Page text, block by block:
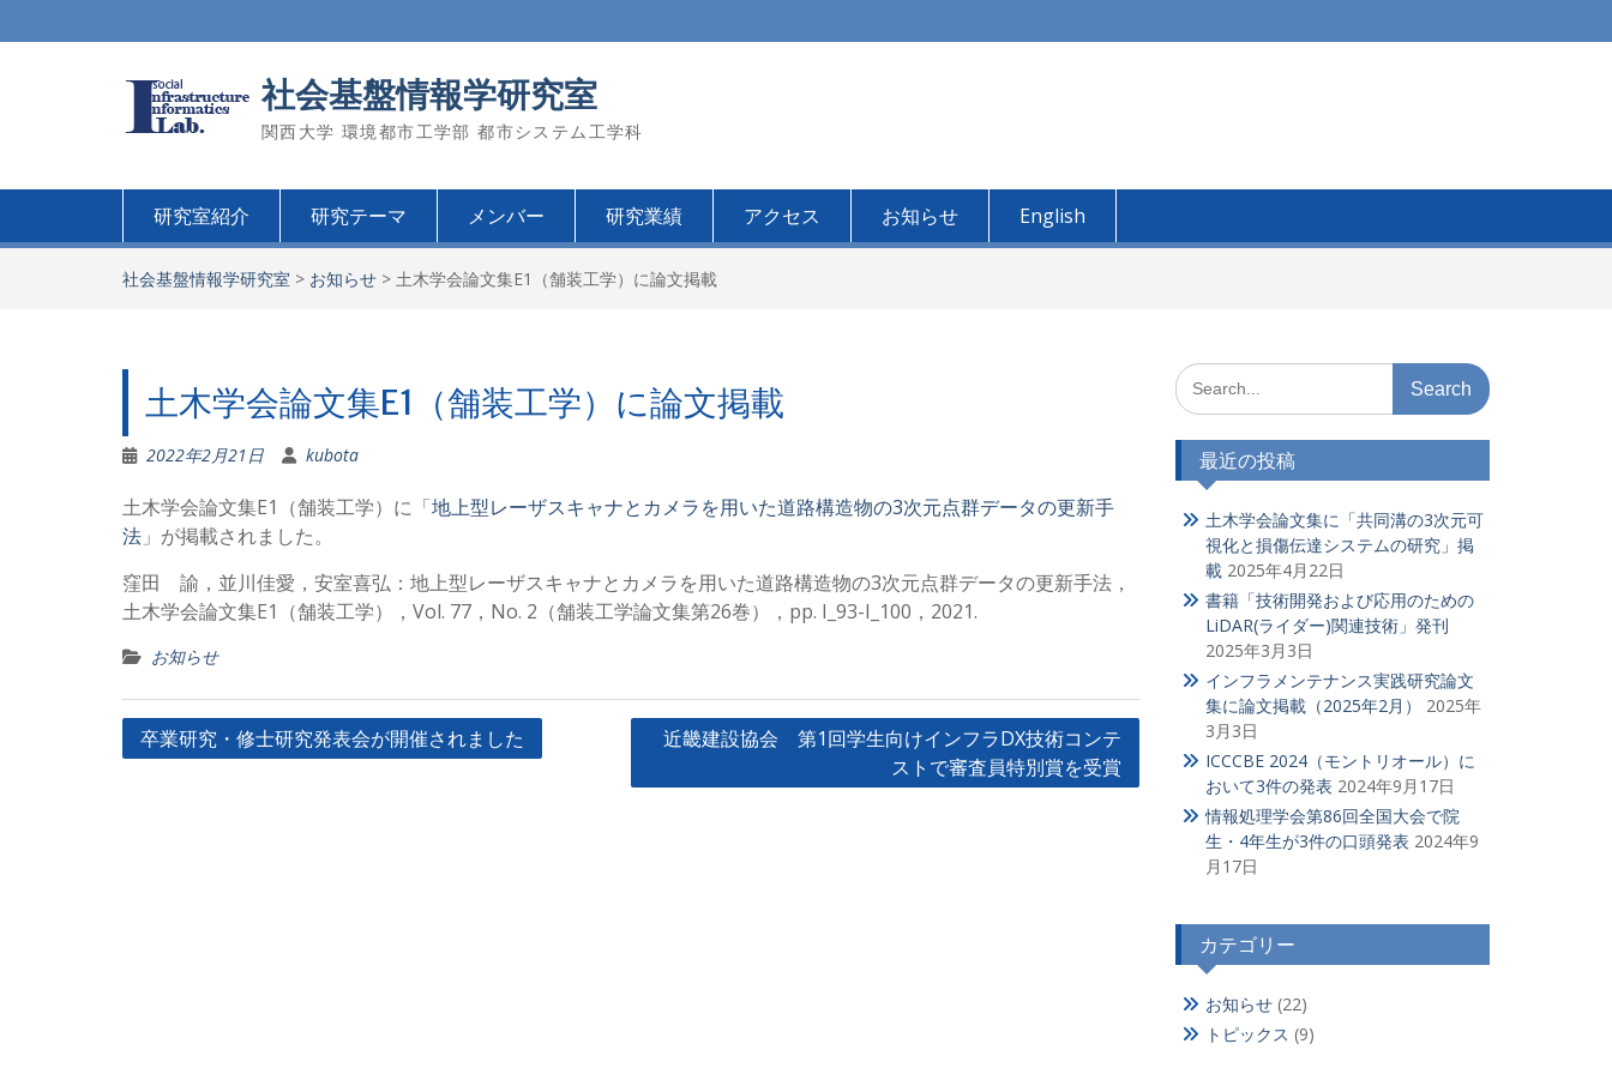
to
社会基盤情報学研究室
関西大学 環境都市工学部 都市システム工学科
研究室紹介 研究テーマ メンバー 研究業績 アクセス お知らせ English
社会基盤情報学研究室 > お知らせ > 土木学会論文集E1（舗装工学）に論文掲載
土木学会論文集E1（舗装工学）に論文掲載
2022年2月21日 kubota
土木学会論文集E1（舗装工学）に「地上型レーザスキャナとカメラを用いた道路構造物の3次元点群データの更新手
法 」が掲載されました。
窪田 諭，並川佳愛，安室喜弘：地上型レーザスキャナとカメラを用いた道路構造物の3次元点群データの更新手法，
土木学会論文集E1（舗装工学），Vol. 77，No. 2（舗装工学論文集第26巻），pp. I_93-I_100，2021.
お知らせ
投卒業研究・修士研究発表会が開催されました
近畿建設協会 第1回学生向けインフラDX技術コンテ
ストで審査員特別賞を受賞
Search
for:
最近の投稿
土木学会論文集に「共同溝の3次元可
視化と損傷伝達システムの研究」掲
載 2025年4月22日
書籍「技術開発および応用のための
LiDAR(ライダー)関連技術」発刊
2025年3月3日
インフラメンテナンス実践研究論文
集に論文掲載（2025年2月）
2025年
3月3日
ICCCBE 2024（モントリオール）に
おいて3件の発表 2024年9月17日
情報処理学会第86回全国大会で院
生・4年生が3件の口頭発表 2024年9
月17日
カテゴリー
お知らせ(22)
トピックス (9)